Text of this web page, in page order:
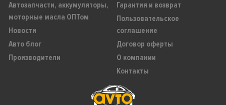
Автозапчасти, аккумуляторы,
моторные масла ОПТом
Новости
Авто блог
Производители
Гарантия и возврат
Пользовательское
соглашение
Договор оферты
О компании
Контакты